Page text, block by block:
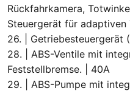
Rückfahrkamera,
Steuergerät für adaptiven
26. | Getriebesteuergerät
28. | ABS-Ventile mit
Feststellbremse. | 40A
29. | ABS-Pumpe mit